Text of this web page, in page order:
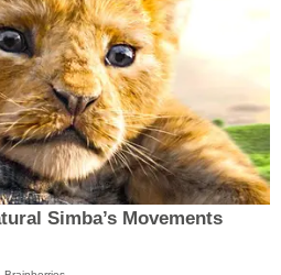
Simba’s Movements